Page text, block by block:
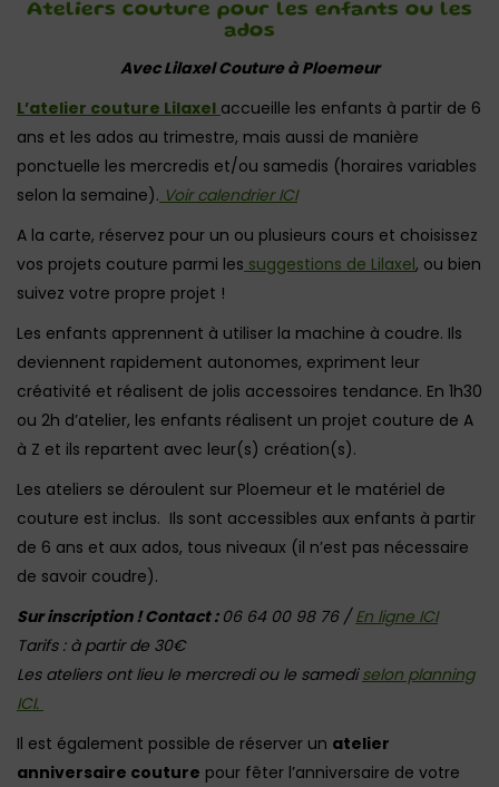
Ateliers couture pour les enfants ou les
ados
Avec Lilaxel Couture à Ploemeur
L’atelier couture Lilaxel accueille les enfants à partir de 6
ans et les ados au trimestre, mais aussi de manière
ponctuelle les mercredis et/ou samedis (horaires variables
selon la semaine). Voir calendrier ICI
A la carte, réservez pour un ou plusieurs cours et choisissez
vos projets couture parmi les suggestions de Lilaxel, ou bien
suivez votre propre projet !
Les enfants apprennent à utiliser la machine à coudre. Ils
deviennent rapidement autonomes, expriment leur
créativité et réalisent de jolis accessoires tendance. En 1h30
ou 2h d’atelier, les enfants réalisent un projet couture de A
à Z et ils repartent avec leur(s) création(s).
Les ateliers se déroulent sur Ploemeur et le matériel de
couture est inclus. Ils sont accessibles aux enfants à partir
de 6 ans et aux ados, tous niveaux (il n’est pas nécessaire
de savoir coudre).
Sur inscription ! Contact : 06 64 00 98 76 / En ligne ICI
Tarifs : à partir de 30€
Les ateliers ont lieu le mercredi ou le samediselon planning
ICI.
Il est également possible de réserver un atelier
anniversaire couture pour fêter l’anniversaire de votre